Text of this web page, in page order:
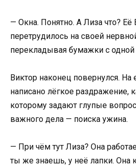
— Окна. Понятно. А Лиза что? Её
перетрудилось на своей
перекладывая бумажки с
Виктор наконец повернулся. На
написано лёгкое раздражение,
которому задают глупые
важного дела — поиска ужина.
— При чём тут Лиза? Она
ты же знаешь, у неё лапки. Она